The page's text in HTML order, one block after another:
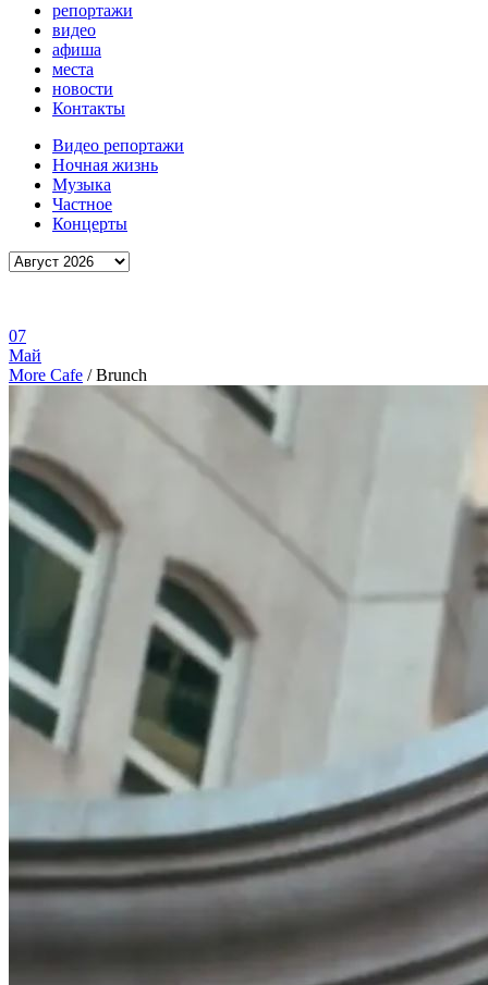
репортажи
видео
афиша
места
новости
Контакты
Видео репортажи
Ночная жизнь
Музыка
Частное
Концерты
07
Май
More Cafe /Brunch